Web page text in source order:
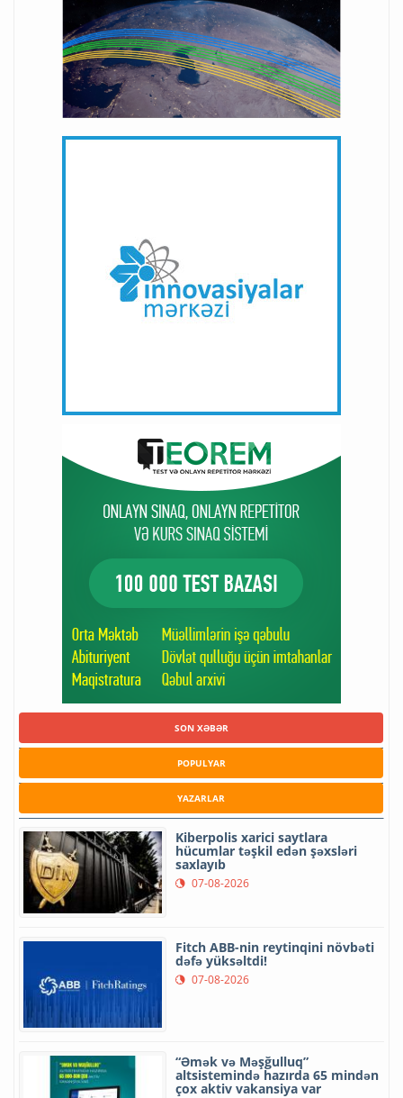
SON XƏBƏR
POPULYAR
YAZARLAR
Kiberpolis xarici saytlara
hücumlar təşkil edən şəxsləri
saxlayıb
07-08-2026
Fitch ABB-nin reytinqini növbəti
dəfə yüksəltdi!
07-08-2026
“Əmək və Məşğulluq”
altsistemində hazırda 65 mindən
çox aktiv vakansiya var